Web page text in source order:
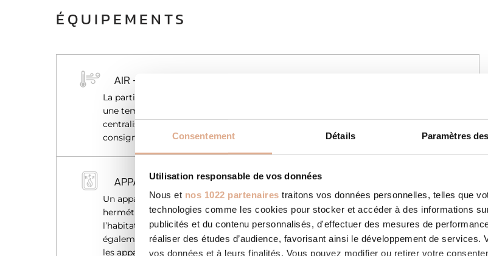
Consentement Détails Paramètres
Utilisation responsable de vos données
Nous et nos 1022 partenaires traitons vos données personnelles, telles que
technologies comme les cookies pour stocker et accéder à des informations
publicités et du contenu personnalisés, d'effectuer des mesures de
réaliser des études d’audience, favorisant ainsi le développement de services.
vos données et à leurs finalités. Vous pouvez modifier ou retirer votre
ÉQUIPEMENTS
AIR – CHAUFFAGE PAR L’AIR
La particularité du système de chauffage par l’air est sa capacité à atteindre
une température de confort rapidement, à la différence du chauffage
centralisé qui nécessite plus de temps pour atteindre une température de
consigne.
APPAREIL ÉTANCHE
Un appareil est dit étanche lorsque son circuit de combustion est
hermétique et que l’air nécessaire pour la combustion n’est pas prélevé dans
l’habitation. Gage de sécurité supplémentaire, cette caractéristique permet
également d’offrir une solution à toutes les configurations d’installation. Tous
les appareils étanches sont couverts par Avis Technique (DTA) délivré par le